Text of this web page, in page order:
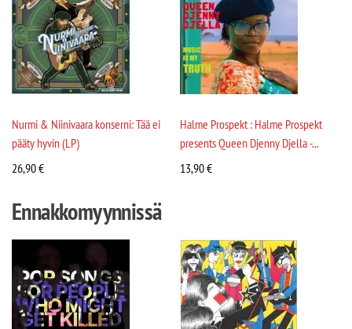
Nurmi & Niinivaara konserni: Tää ei
pääty hyvin (LP)
26,90€
Halme Prospekt : Halme Prospekt
presents Queen Djenny Djella -...
13,90€
Ennakkomyynnissä